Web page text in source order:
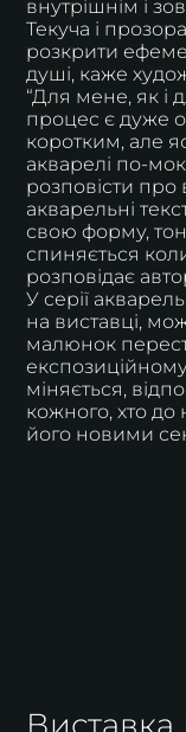
внутрішнім і
‌Текуча і
розкрити
душі, каже
“Для мене, як і
процес є дуже
коротким, але
акварелі по-
розповісти про
акварельні
свою форму,
спиняється
розповідає
У серії
на виставці,
малюнок
експозиційному
міняється,
кожного, хто
його новими